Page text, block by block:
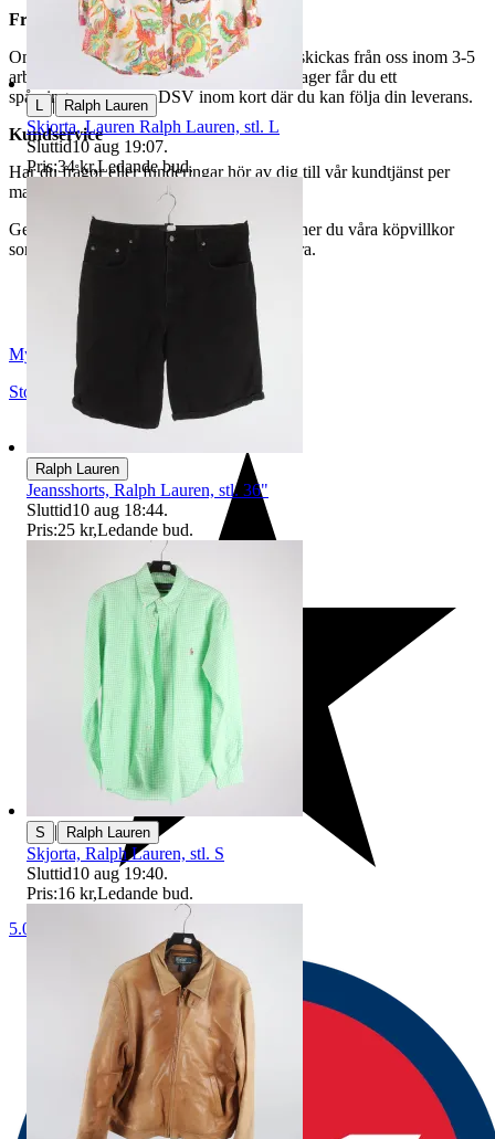
Frakt
Om du har valt frakt kommer din vara att skickas från oss inom 3-5
arbetsdagar. När din vara har lämnat vårt lager får du ett
spårningsnummer av DSV inom kort där du kan följa din leverans.
Kundservice
Har du frågor eller funderingar hör av dig till vår kundtjänst per
mail:
webbshop@myrorna.se
Genom att buda på våra annonser godkänner du våra köpvillkor
som du hittar på vår infosida här på Tradera.
Myrorna
Stockholm
5.0
| Ralph Lauren
Skjorta, Lauren Ralph Lauren, stl. L
Sluttid10 aug 19:07.
Pris:34 kr,Ledande bud.
Ralph Lauren
Jeansshorts, Ralph Lauren, stl. 36"
Sluttid10 aug 18:44.
Pris:25 kr,Ledande bud.
S | Ralph Lauren
Skjorta, Ralph Lauren, stl. S
Sluttid10 aug 19:40.
Pris:16 kr,Ledande bud.